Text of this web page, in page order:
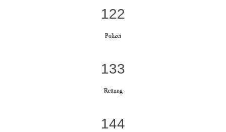
122
Polizei
133
Rettung
144